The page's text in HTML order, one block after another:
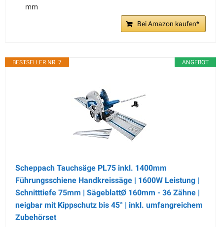
mm
Bei Amazon kaufen*
ANGEBOT
BESTSELLER NR. 7
Scheppach Tauchsäge PL75 inkl. 1400mm
Führungsschiene Handkreissäge | 1600W Leistung |
Schnitttiefe 75mm | SägeblattØ 160mm - 36 Zähne |
neigbar mit Kippschutz bis 45° | inkl. umfangreichem
Zubehörset